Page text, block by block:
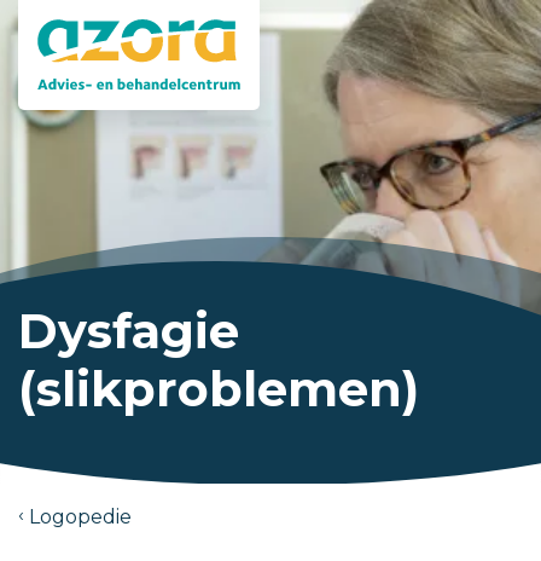
Dysfagie
(slikproblemen)
Logopedie